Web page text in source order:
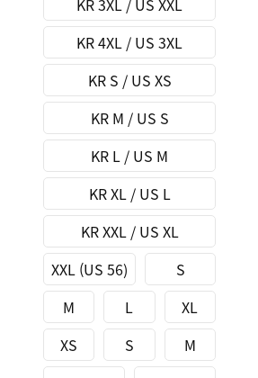
KR 3XL / US XXL
KR 4XL / US 3XL
KR S / US XS
KR M / US S
KR L / US M
KR XL / US L
KR XXL / US XL
XXL (US 56)
S
M
L
XL
XS
S
M